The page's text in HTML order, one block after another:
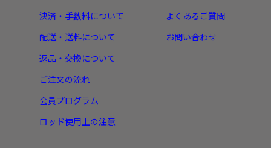
決済・手数料について
配送・送料について
返品・交換について
ご注文の流れ
会員プログラム
ロッド使用上の注意
よくあるご質問
お問い合わせ